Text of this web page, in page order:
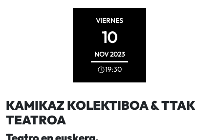
VIERNES
10
NOV2023
19:30
KAMIKAZ KOLEKTIBOA & TTAK
TEATROA